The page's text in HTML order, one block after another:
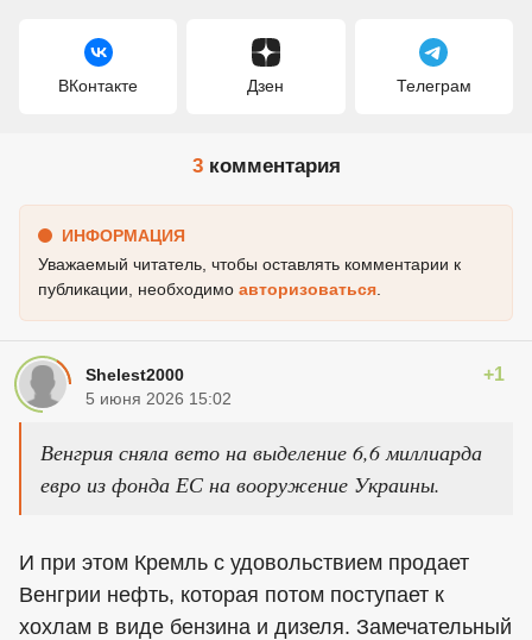
ВКонтакте Дзен Телеграм
3комментария
ИНФОРМАЦИЯ
Уважаемый читатель, чтобы оставлять комментарии к
публикации, необходимо авторизоваться
Shelest2000 +1
5 июня 2026 15:02
Венгрия сняла вето на выделение 6,6 миллиарда
евро из фонда ЕС на вооружение Украины.
И при этом Кремль с удовольствием продает
Венгрии нефть, которая потом поступает к
хохлам в виде бензина и дизеля. Замечательный